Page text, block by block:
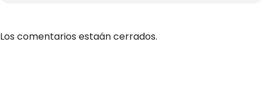
Los comentarios estaán cerrados.